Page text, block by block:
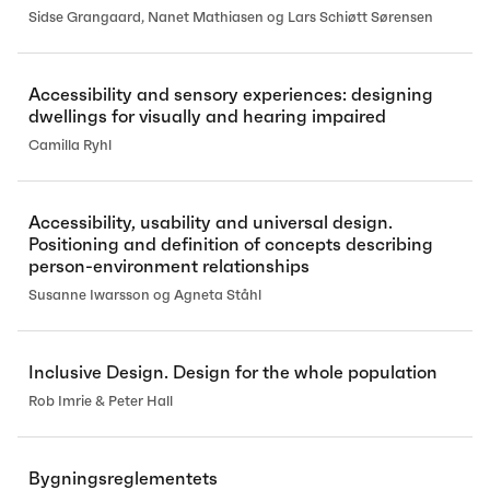
Sidse Grangaard, Nanet Mathiasen og Lars Schiøtt Sørensen
Accessibility and sensory experiences: designing
dwellings for visually and hearing impaired
Camilla Ryhl
Accessibility, usability and universal design.
Positioning and definition of concepts describing
person-environment relationships
Susanne Iwarsson og Agneta Ståhl
Inclusive Design. Design for the whole population
Rob Imrie & Peter Hall
Bygningsreglementets